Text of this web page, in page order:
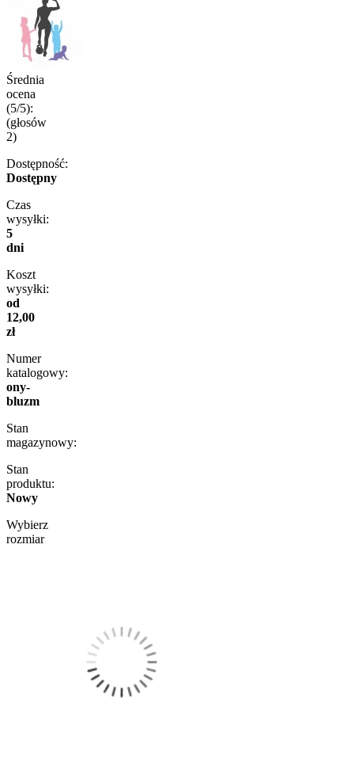
Średnia
ocena
(5/5):
(głosów
2)
Dostępność:
Dostępny
Czas
wysyłki:
5
dni
Koszt
wysyłki:
od
12,00
zł
Numer
katalogowy:
ony-
bluzm
Stan
magazynowy:
Stan
produktu:
Nowy
Wybierz
rozmiar